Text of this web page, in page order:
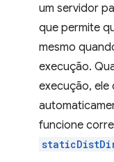
um servidor
que permite
mesmo
execução.
execução, ele
funcione